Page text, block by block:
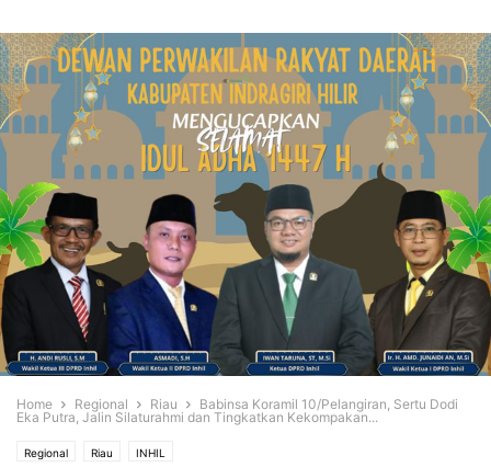
Home Regional Riau
Babinsa Koramil 10/Pelangiran, Sertu Dodi
Eka Putra, Jalin Silaturahmi dan Tingkatkan Kekompakan...
Regional Riau INHIL